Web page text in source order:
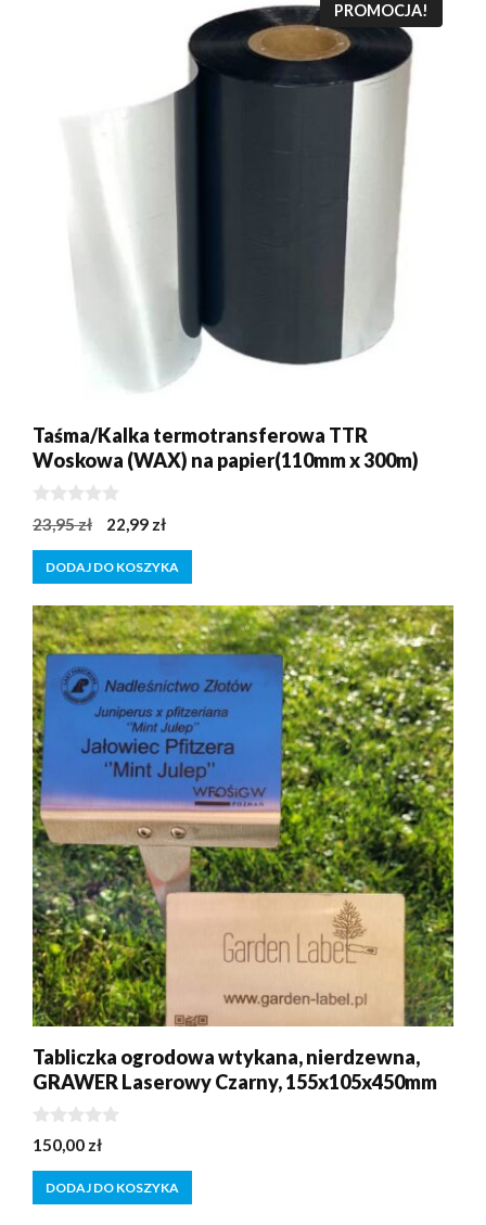
PROMOCJA!
Taśma/Kalka termotransferowa TTR
Woskowa (WAX) na papier(110mm x 300m)
0
z
5
23,95zł
Pierwotna
cena
wynosiła:
22,99 złAktualna
cena
wynosi:
DODAJ DO KOSZYKA
Tabliczka ogrodowa wtykana, nierdzewna,
GRAWER Laserowy Czarny, 155x105x450mm
0
z
5
150,00 zł
DODAJ DO KOSZYKA